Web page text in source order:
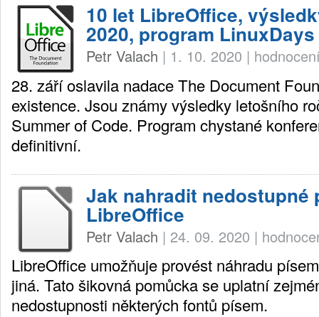
10 let LibreOffice,
2020, program LinuxDays
Petr Valach | 1. 10. 2020 |
28. září oslavila nadace The Document
existence. Jsou známy výsledky letošního
Summer of Code. Program chystané
definitivní.
Jak nahradit nedostupné
LibreOffice
Petr Valach | 24. 09. 2020 |
LibreOffice umožňuje provést náhradu
jiná. Tato šikovná pomůcka se uplatní
nedostupnosti některých fontů písem.